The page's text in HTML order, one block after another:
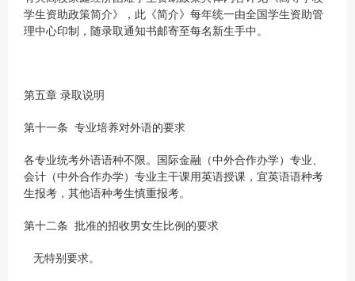
学生资助政策简介》，此《简介》每年统一由全国学生资助管
理中心印制，随录取通知书邮寄至每名新生手中。
第五章 录取说明
第十一条 专业培养对外语的要求
各专业统考外语语种不限。国际金融（中外合作办学）专业、
会计（中外合作办学）专业主干课用英语授课，宜英语语种考
生报考，其他语种考生慎重报考。
第十二条 批准的招收男女生比例的要求
无特别要求。